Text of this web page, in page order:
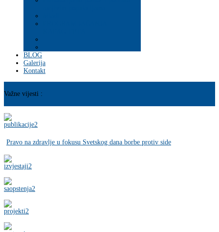
BLOG
Galerija
Kontakt
Važne vijesti :
Pravo na zdravlje u fokusu Svetskog dana borbe protiv side